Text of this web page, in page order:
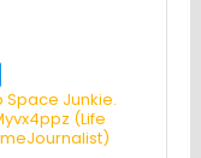
Space Junkie.
(Life